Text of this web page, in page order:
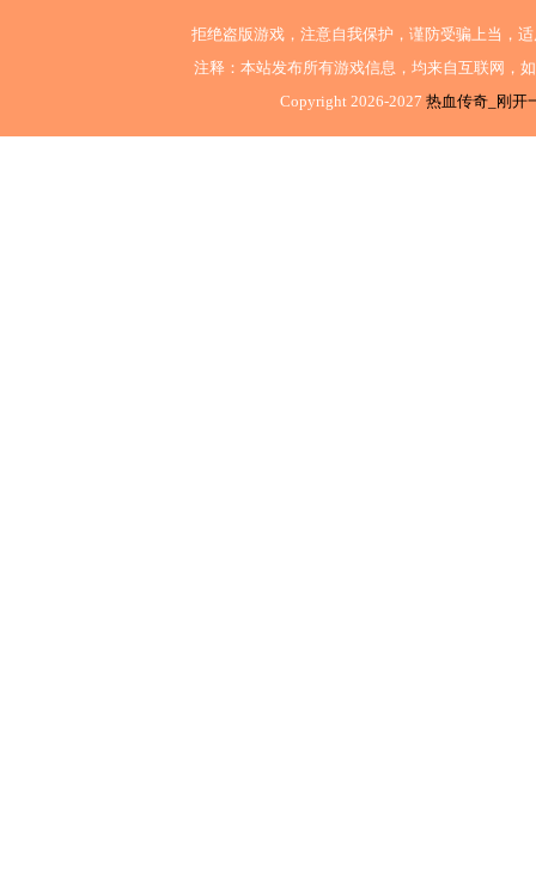
拒绝盗版游戏，注意自我保护，谨防受骗上当，
注释：本站发布所有游戏信息，均来自互联网，
Copyright 2026-2027热血传奇_刚开